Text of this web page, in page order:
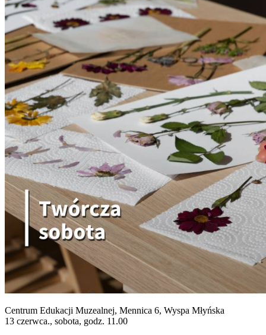
Centrum Edukacji Muzealnej, Mennica 6, Wyspa Młyńska
13 czerwca., sobota, godz. 11.00